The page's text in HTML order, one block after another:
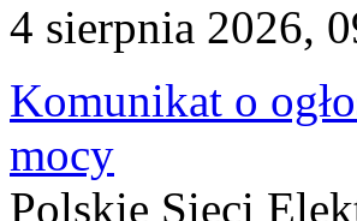
4 sierpnia 2026,
Komunikat o
mocy
Polskie Sieci